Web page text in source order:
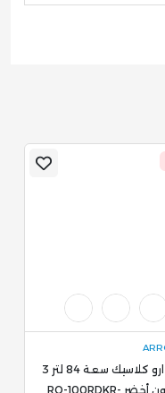
ثلاجة ارو كلاسيك سعة 84 لتر 3
قدم لون أخضر RO-100RDKR-